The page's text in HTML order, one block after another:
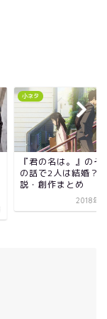
小ネタ
『君の名は。』のそ
の話で2人は結婚？
説・創作まとめ
2018年1